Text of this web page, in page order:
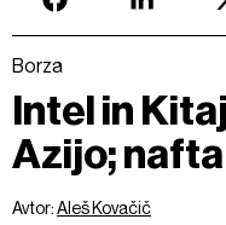
Borza
Intel in
Azijo;
Avtor:Aleš Kovačič